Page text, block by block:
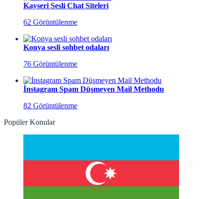
Kayseri Sesli Chat Siteleri
62 Görüntülenme
Konya sesli sohbet odaları
76 Görüntülenme
İnstagram Spam Düşmeyen Mail Methodu
82 Görüntülenme
Popüler Konular